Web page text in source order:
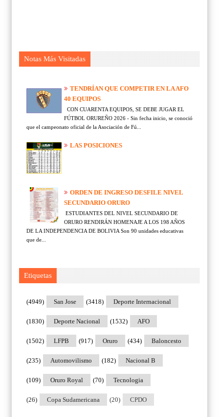
Notas Más Visitadas
TENDRÍAN QUE COMPETIR EN LA AFO
40 EQUIPOS
CON CUARENTA EQUIPOS, SE DEBE JUGAR EL
FÚTBOL ORUREÑO 2026 - Sin fecha inicio, se conoció
que el campeonato oficial de la Asociación de Fú...
LAS POSICIONES
ORDEN DE INGRESO DESFILE NIVEL
SECUNDARIO ORURO
ESTUDIANTES DEL NIVEL SECUNDARIO DE
ORURO RENDIRÁN HOMENAJE A LOS 198 AÑOS
DE LA INDEPENDENCIA DE BOLIVIA Son 90 unidades educativas
que de...
Etiquetas
San Jose
(4949) Deporte Internacional
(3418)
Deporte Nacional
(1830) AFO
(1532)
LFPB
(1502) Oruro
(917) Baloncesto
(434)
Automovilismo
(235) Nacional B
(182)
Oruro Royal
(109) Tecnologia
(70)
Copa Sudamericana
(26) CPDO
(20)